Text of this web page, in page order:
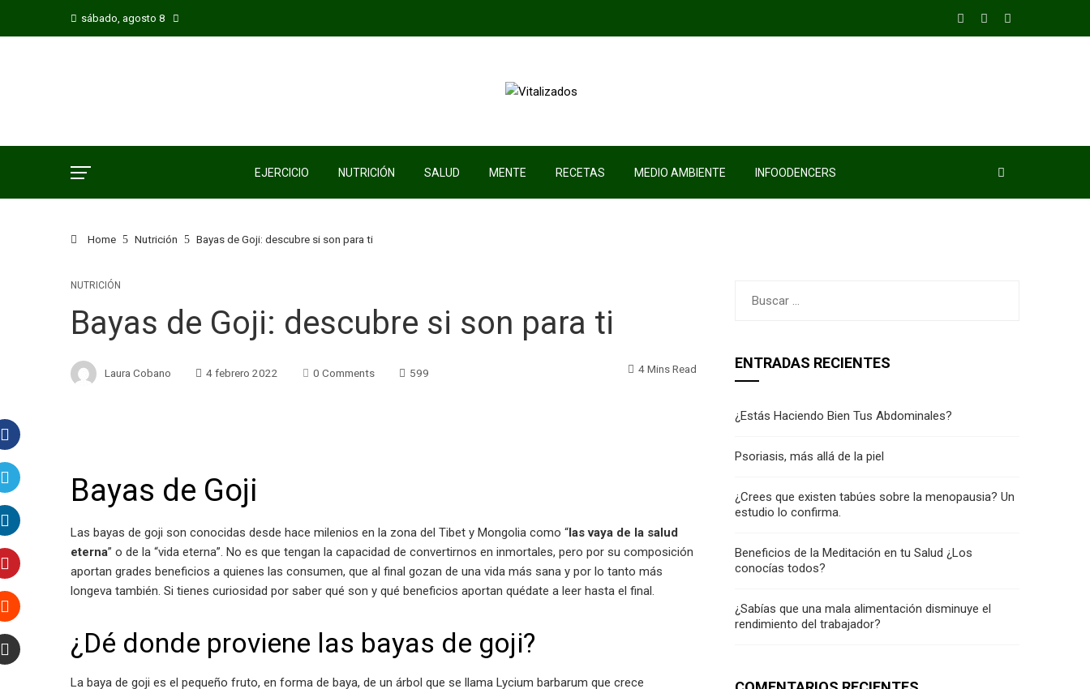
sábado, agosto 8
EJERCICIO NUTRICIÓN SALUD MENTE RECETAS MEDIO AMBIENTE INFOODENCERS
Home Nutrición Bayas de Goji: descubre si son para ti
NUTRICIÓN
Bayas de Goji: descubre si son para ti
Laura Cobano 4 febrero 2022 0 Comments 599 4 Mins Read
Facebook
Twitter
LinkedIn
Pinterest
Stumbleupon
Bayas de Goji
Las bayas de goji son conocidas desde hace milenios en la zona del Tibet y Mongolia como “las vaya de la salud
eterna” o de la “vida eterna”. No es que tengan la capacidad de convertirnos en inmortales, pero por su composición
aportan grades beneficios a quienes las consumen, que al final gozan de una vida más sana y por lo tanto más
longeva también. Si tienes curiosidad por saber qué son y qué beneficios aportan quédate a leer hasta el final.
¿Dé donde proviene las bayas de goji?
La baya de goji es el pequeño fruto, en forma de baya, de un árbol que se llama Lycium barbarum que crece
ENTRADAS RECIENTES
¿Estás Haciendo Bien Tus Abdominales?
Psoriasis, más allá de la piel
¿Crees que existen tabúes sobre la menopausia? Un
estudio lo confirma.
Beneficios de la Meditación en tu Salud ¿Los
conocías todos?
¿Sabías que una mala alimentación disminuye el
rendimiento del trabajador?